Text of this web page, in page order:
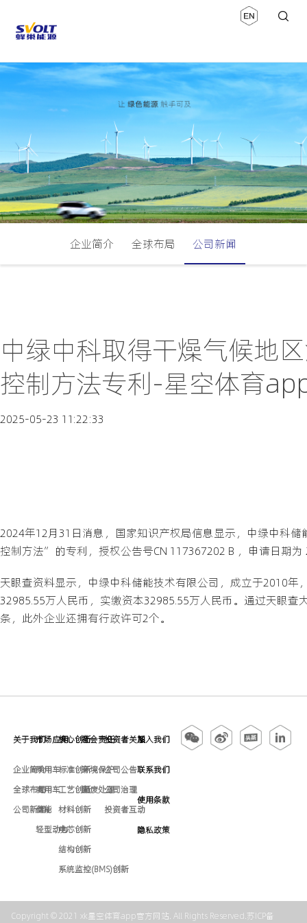
企业简介 全球布局 公司新闻
中绿中科取得干燥气候地
控制方法专利-星空体育
2025-05-23 11:22:33
2024年12月31日消息，国家知识产权局信息显示，中绿中科
控制方法”的专利，授权公告号CN 117367202 B ，申请日期为
天眼查资料显示，中绿中科储能技术有限公司，成立于2010
32985.55万人民币，实缴资本32985.55万人民币。通过天眼
条，此外企业还拥有行政许可2个。
关于我们
企业简介
全球布局
公司新闻
市场应用
乘用车
商用车
储能
轻型动力
核心创新
标准创新
工艺创新
材料创新
电芯创新
结构创新
系统监控(BMS)创新
社会责任
环境保护
固废处理
投资者关系
公司公告
公司治理
投资者互动
加入我们
联系我们
使用条款
隐私政策
Copyright © 2021 xk星空体育app官方网站. All Rights Reserved.苏ICP备